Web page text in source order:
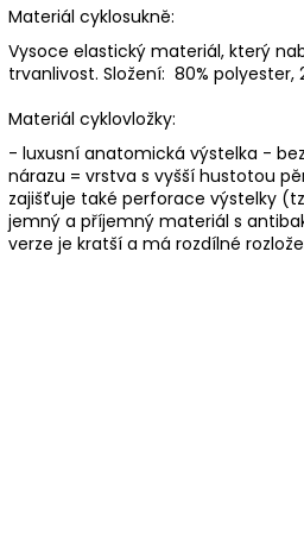
Materiál cyklosukně:
Vysoce elastický materiál, který
trvanlivost. Složení: 80% polyester,
Materiál cyklovložky:
- luxusní anatomická výstelka -
nárazu = vrstva s vyšší hustotou
zajišťuje také perforace výstelky
jemný a příjemný materiál s
verze je kratší a má rozdílné